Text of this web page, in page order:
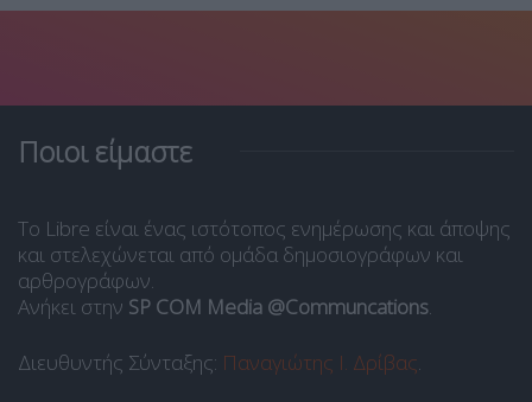
Ποιοι είμαστε
Το Libre είναι ένας ιστότοπος ενημέρωσης και άποψης
και στελεχώνεται από ομάδα δημοσιογράφων και
αρθρογράφων.
Ανήκει στην SP COM Media @Communcations.
Διευθυντής Σύνταξης: Παναγιώτης Ι. Δρίβας.